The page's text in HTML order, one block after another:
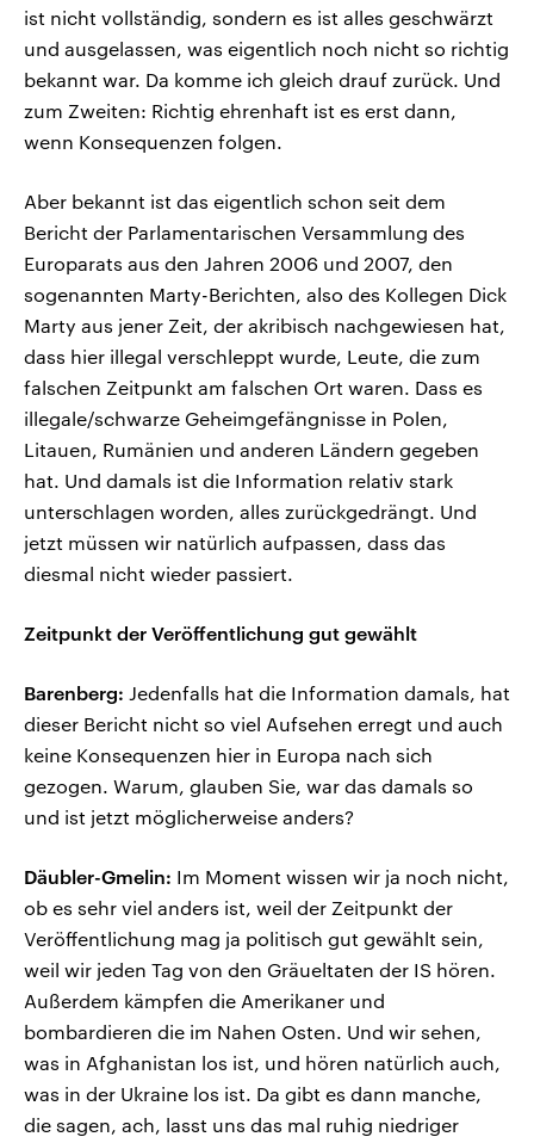
ist nicht vollständig, sondern es ist alles geschwärzt
und ausgelassen, was eigentlich noch nicht so richtig
bekannt war. Da komme ich gleich drauf zurück. Und
zum Zweiten: Richtig ehrenhaft ist es erst dann,
wenn Konsequenzen folgen.
Aber bekannt ist das eigentlich schon seit dem
Bericht der Parlamentarischen Versammlung des
Europarats aus den Jahren 2006 und 2007, den
sogenannten Marty-Berichten, also des Kollegen Dick
Marty aus jener Zeit, der akribisch nachgewiesen hat,
dass hier illegal verschleppt wurde, Leute, die zum
falschen Zeitpunkt am falschen Ort waren. Dass es
illegale/schwarze Geheimgefängnisse in Polen,
Litauen, Rumänien und anderen Ländern gegeben
hat. Und damals ist die Information relativ stark
unterschlagen worden, alles zurückgedrängt. Und
jetzt müssen wir natürlich aufpassen, dass das
diesmal nicht wieder passiert.
Zeitpunkt der Veröffentlichung gut gewählt
Barenberg: Jedenfalls hat die Information damals, hat
dieser Bericht nicht so viel Aufsehen erregt und auch
keine Konsequenzen hier in Europa nach sich
gezogen. Warum, glauben Sie, war das damals so
und ist jetzt möglicherweise anders?
Däubler-Gmelin: Im Moment wissen wir ja noch nicht,
ob es sehr viel anders ist, weil der Zeitpunkt der
Veröffentlichung mag ja politisch gut gewählt sein,
weil wir jeden Tag von den Gräueltaten der IS hören.
Außerdem kämpfen die Amerikaner und
bombardieren die im Nahen Osten. Und wir sehen,
was in Afghanistan los ist, und hören natürlich auch,
was in der Ukraine los ist. Da gibt es dann manche,
die sagen, ach, lasst uns das mal ruhig niedriger